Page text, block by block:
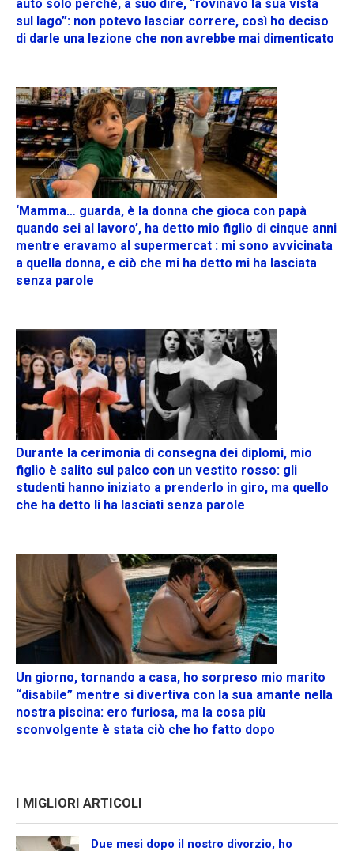
auto solo perché, a suo dire, “rovinavo la sua vista
sul lago”: non potevo lasciar correre, così ho deciso
di darle una lezione che non avrebbe mai dimenticato
‘Mamma… guarda, è la donna che gioca con papà
quando sei al lavoro’, ha detto mio figlio di cinque anni
mentre eravamo al supermercat : mi sono avvicinata
a quella donna, e ciò che mi ha detto mi ha lasciata
senza parole
Durante la cerimonia di consegna dei diplomi, mio
figlio è salito sul palco con un vestito rosso: gli
studenti hanno iniziato a prenderlo in giro, ma quello
che ha detto li ha lasciati senza parole
Un giorno, tornando a casa, ho sorpreso mio marito
“disabile” mentre si divertiva con la sua amante nella
nostra piscina: ero furiosa, ma la cosa più
sconvolgente è stata ciò che ho fatto dopo
I MIGLIORI ARTICOLI
Due mesi dopo il nostro divorzio, ho